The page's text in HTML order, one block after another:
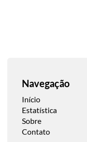
Navegação
Início
Estatística
Sobre
Contato